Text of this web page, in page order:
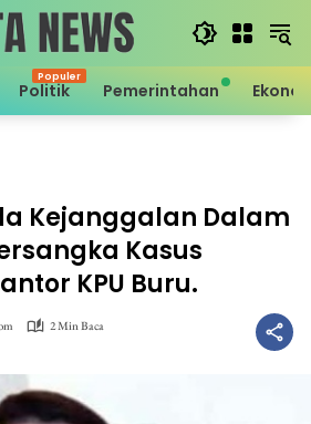
Politik Pemerintahan
Kejanggalan Dalam
Kasus
KPU Buru.
2 Min Baca